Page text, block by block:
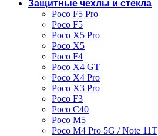
Защитные чехлы и стекла
Poco F5 Pro
Poco F5
Poco X5 Pro
Poco X5
Poco F4
Poco X4 GT
Poco X4 Pro
Poco X3 Pro
Poco F3
Poco C40
Poco M5
Poco M4 Pro 5G / Note 11T